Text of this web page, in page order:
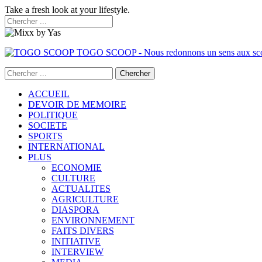
Take a fresh look at your lifestyle.
TOGO SCOOP - Nous redonnons un sens aux
ACCUEIL
DEVOIR DE MEMOIRE
POLITIQUE
SOCIETE
SPORTS
INTERNATIONAL
PLUS
ECONOMIE
CULTURE
ACTUALITES
AGRICULTURE
DIASPORA
ENVIRONNEMENT
FAITS DIVERS
INITIATIVE
INTERVIEW